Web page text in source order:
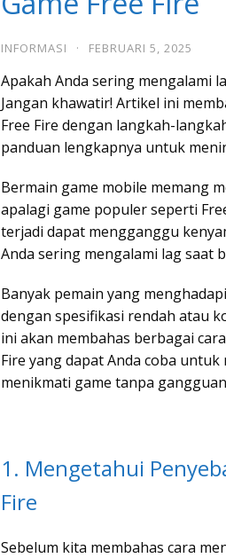
INFORMASI · FEBRUARI 5, 2025
Apakah Anda sering mengalami
Jangan khawatir! Artikel ini
Free Fire dengan langkah-
panduan lengkapnya untuk
Bermain game mobile memang
apalagi game populer seperti
terjadi dapat mengganggu
Anda sering mengalami lag saat
Banyak pemain yang
dengan spesifikasi rendah atau
ini akan membahas berbagai
Fire yang dapat Anda coba
menikmati game tanpa
1. Mengetahui
Fire
Sebelum kita membahas cara